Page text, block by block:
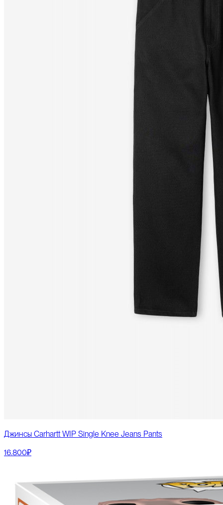
Джинсы Carhartt WIP Single Knee Jeans Pants
16.800₽